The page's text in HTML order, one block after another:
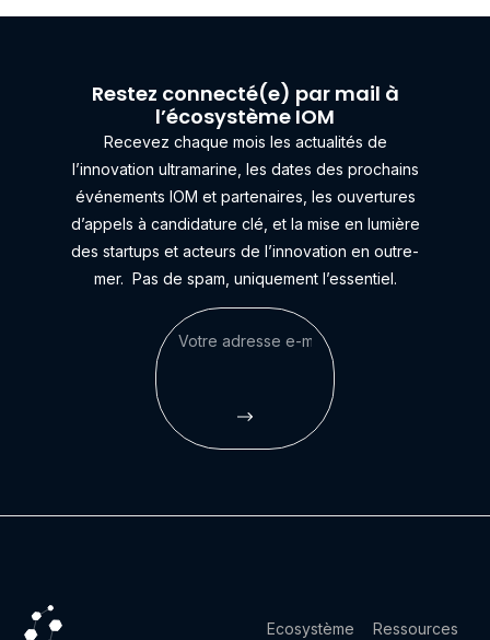
Restez connecté(e) par mail à
l’écosystème IOM
Recevez chaque mois les actualités de
l’innovation ultramarine, les dates des prochains
événements IOM et partenaires, les ouvertures
d’appels à candidature clé, et la mise en lumière
des startups et acteurs de l’innovation en outre-
mer. Pas de spam, uniquement l’essentiel.
Ecosystème
Ressources